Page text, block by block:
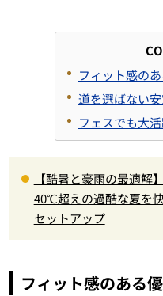
フィット感の
道を選ばない
フェスでも大
【酷暑と豪雨の最適解
40℃超えの過酷な夏を
セットアップ
フィット感のある